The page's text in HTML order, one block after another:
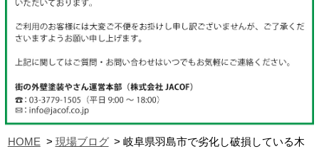
HOME 現場ブログ
岐阜県羽島市で劣化し破損している木